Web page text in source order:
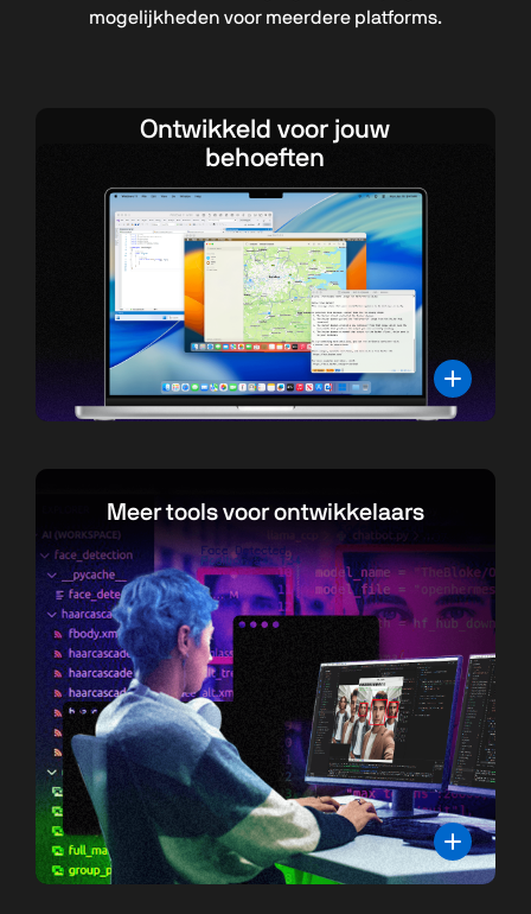
mogelijkheden voor meerdere platforms.
Ontwikkeld voor jouw
behoeften
Meer tools voor ontwikkelaars